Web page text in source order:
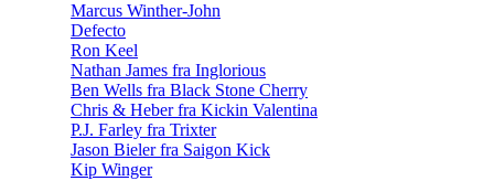
Marcus Winther-John
Defecto
Ron Keel
Nathan James fra Inglorious
Ben Wells fra Black Stone Cherry
Chris & Heber fra Kickin Valentina
P.J. Farley fra Trixter
Jason Bieler fra Saigon Kick
Kip Winger